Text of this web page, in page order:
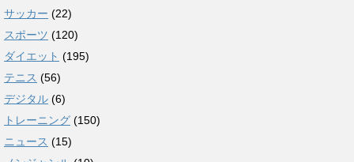
サッカー (22)
スポーツ (120)
ダイエット (195)
テニス (56)
デジタル (6)
トレーニング (150)
ニュース (15)